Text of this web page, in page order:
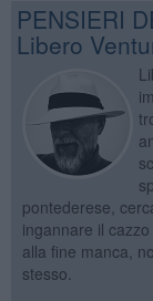
PENSIERI
Libero
pontederese,
ingannare il
alla fine manca,
stesso.